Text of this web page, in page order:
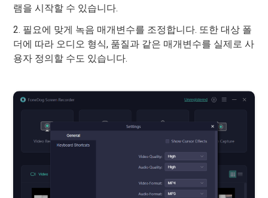
램을 시작할 수 있습니다.
2. 필요에 맞게 녹음 매개변수를 조정합니다. 또한 대상 폴
더에 따라 오디오 형식, 품질과 같은 매개변수를 실제로 사
용자 정의할 수도 있습니다.